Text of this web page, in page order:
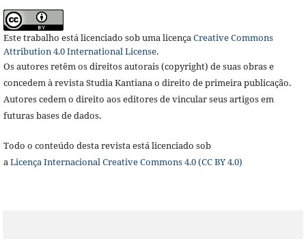
Este trabalho está licenciado sob uma licençaCreative Commons
Attribution 4.0 International License.
Os autores retêm os direitos autorais (copyright) de suas obras e
concedem à revista Studia Kantiana o direito de primeira publicação.
Autores cedem o direito aos editores de vincular seus artigos em
futuras bases de dados.
Todo o conteúdo desta revista está licenciado sob
aLicençaInternacional Creative Commons 4.0 (CC BY 4.0)